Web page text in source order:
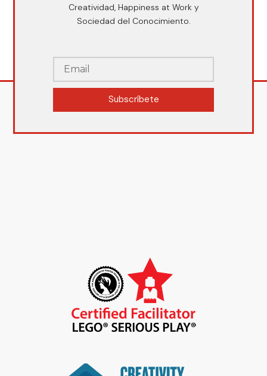
Creatividad, Happiness at Work y
Sociedad del Conocimiento.
Subscríbete